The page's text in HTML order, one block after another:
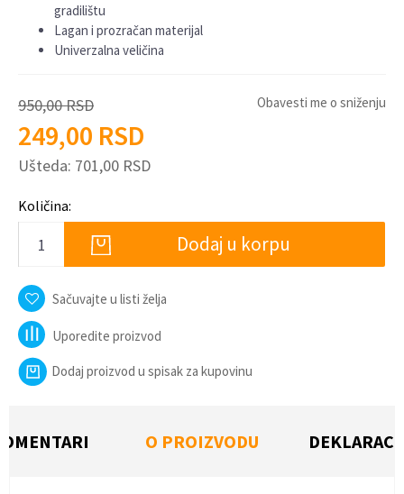
gradilištu
Lagan i prozračan materijal
Univerzalna veličina
950,00RSD
249,00 RSD
Ušteda: 701,00 RSD
Obavesti me o sniženju
Količina:
Dodaj u korpu
Sačuvajte u listi želja
Uporedite proizvod
Dodaj proizvod u spisak za kupovinu
O PROIZVODU